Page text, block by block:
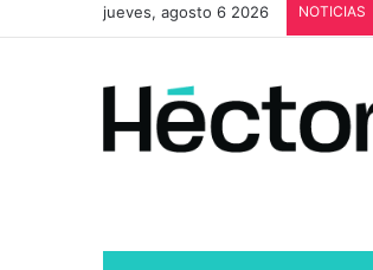
jueves, agosto 6 2026 NOTICIAS